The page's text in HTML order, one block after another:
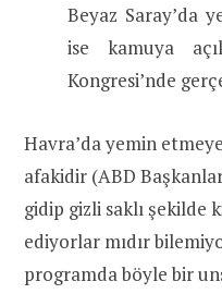
Beyaz Saray’da
ise kamuya
Kongresi’nde
Havra’da yemin
afakidir (ABD
gidip gizli saklı şekilde
ediyorlar mıdır
programda böyle bir